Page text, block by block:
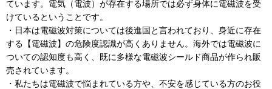
ています。電気（電波）が存在する場所では必ず身体に電磁波を受
けているということです。
・日本は電磁波対策については後進国と言われており、身近に存在
する【電磁波】の危険度認識が高くありません。海外では電磁波に
ついての認知度も高く、既に多様な電磁波シールド商品が作られ販
売されています。
・私たちは電磁波で悩まれている方や、不安を感じている方のお役